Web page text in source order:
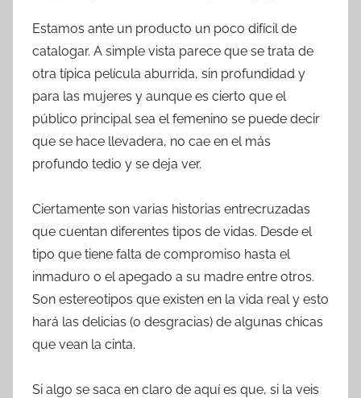
Estamos ante un producto un poco difícil de
catalogar. A simple vista parece que se trata de
otra típica película aburrida, sin profundidad y
para las mujeres y aunque es cierto que el
público principal sea el femenino se puede decir
que se hace llevadera, no cae en el más
profundo tedio y se deja ver.
Ciertamente son varias historias entrecruzadas
que cuentan diferentes tipos de vidas. Desde el
tipo que tiene falta de compromiso hasta el
inmaduro o el apegado a su madre entre otros.
Son estereotipos que existen en la vida real y esto
hará las delicias (o desgracias) de algunas chicas
que vean la cinta.
Si algo se saca en claro de aquí es que, si la veis